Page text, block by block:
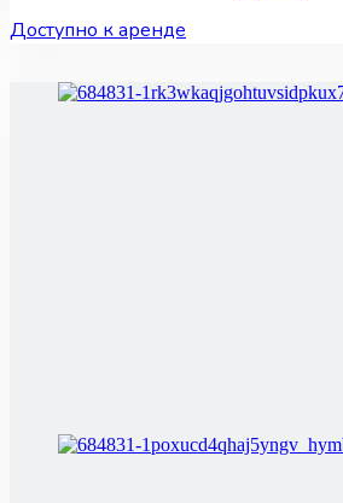
Доступно к аренде